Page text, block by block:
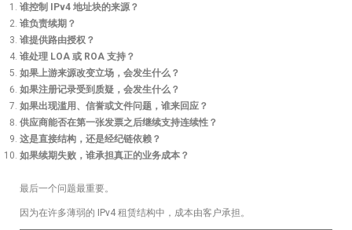
谁控制 IPv4 地址块的来源？
谁负责续期？
谁提供路由授权？
谁处理 LOA 或 ROA 支持？
如果上游来源改变立场，会发生什么？
如果注册记录受到质疑，会发生什么？
如果出现滥用、信誉或文件问题，谁来回应？
供应商能否在第一张发票之后继续支持连续性？
这是直接结构，还是经纪链依赖？
如果续期失败，谁承担真正的业务成本？
最后一个问题最重要。
因为在许多薄弱的 IPv4 租赁结构中，成本由客户承担。